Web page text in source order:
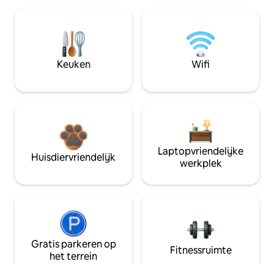
Keuken Wifi
Huisdiervriendelijk
Laptopvriendelijke
werkplek
Gratis parkeren op
het terrein
Fitnessruimte